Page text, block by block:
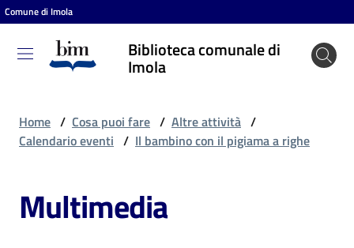
Vai al contenuto
Vai alla navigazione
Vai al footer
Comune di Imola
Biblioteca comunale di
Imola
Biblioteca
comunale
Home / Cosa puoi fare / Altre attività /
Calendario eventi / Il bambino con il pigiama a righe
Multimedia